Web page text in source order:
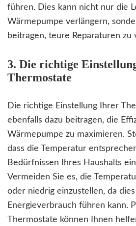
führen. Dies kann nicht nur die
Wärmepumpe verlängern,
beitragen, teure Reparaturen zu
3. Die richtige
Thermostate
Die richtige Einstellung Ihrer
ebenfalls dazu beitragen, die
Wärmepumpe zu maximieren.
dass die Temperatur
Bedürfnissen Ihres Haushalts
Vermeiden Sie es, die
oder niedrig einzustellen, da
Energieverbrauch führen kann.
Thermostate können Ihnen